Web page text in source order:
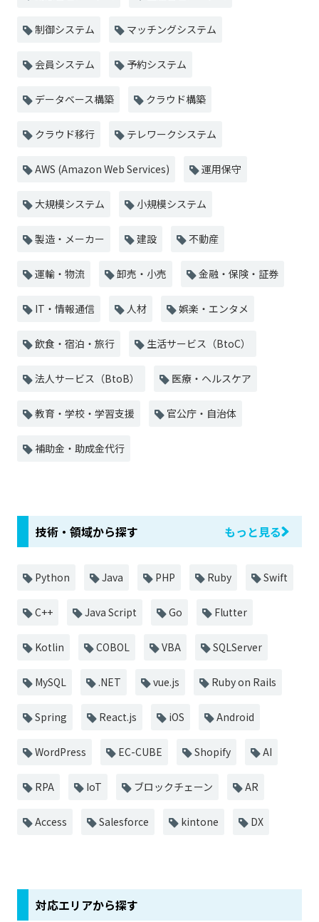
制御システム マッチングシステム
会員システム 予約システム
データベース構築 クラウド構築
クラウド移行 テレワークシステム
AWS (Amazon Web Services) 運用保守
大規模システム 小規模システム
製造・メーカー 建設 不動産
運輸・物流 卸売・小売 金融・保険・証券
IT・情報通信 人材 娯楽・エンタメ
飲食・宿泊・旅行 生活サービス（BtoC）
法人サービス（BtoB） 医療・ヘルスケア
教育・学校・学習支援 官公庁・自治体
補助金・助成金代行
技術・領域から探す もっと見る
Python Java PHP Ruby Swift
C++ Java Script Go Flutter
Kotlin COBOL VBA SQLServer
MySQL .NET vue.js Ruby on Rails
Spring React.js iOS Android
WordPress EC-CUBE Shopify AI
RPA IoT ブロックチェーン AR
Access Salesforce kintone DX
対応エリアから探す